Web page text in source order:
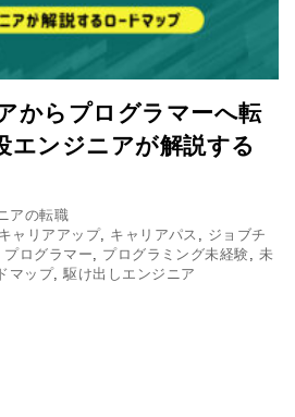
からプログラマーへ転
エンジニアが解説する
アの転職
キャリアアップ, キャリアパス
ジョブチ
プログラマー プログラミング未経験
未
マップ,駆け出しエンジニア